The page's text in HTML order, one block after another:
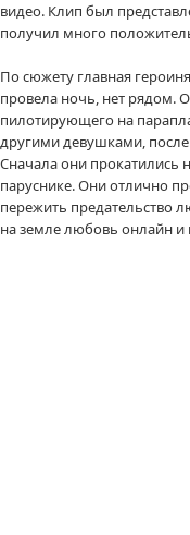
видео. Клип был
получил много
По сюжету главная
провела ночь, нет рядом.
пилотирующего на
другими девушками, после
Сначала они прокатились
паруснике. Они отлично
пережить предательство
на земле любовь онлайн и